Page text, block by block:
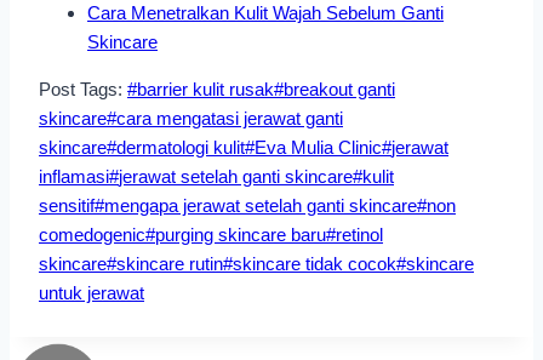
Cara Menetralkan Kulit Wajah Sebelum Ganti
Skincare
Post Tags: #barrier kulit rusak#breakout ganti
skincare#cara mengatasi jerawat ganti
skincare#dermatologi kulit#Eva Mulia Clinic#jerawat
inflamasi#jerawat setelah ganti skincare#kulit
sensitif#mengapa jerawat setelah ganti skincare#non
comedogenic#purging skincare baru#retinol
skincare#skincare rutin#skincare tidak cocok#skincare
untuk jerawat